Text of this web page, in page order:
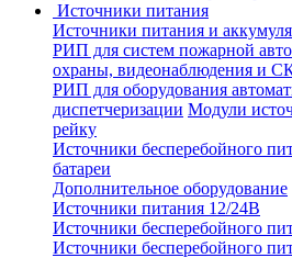
Источники питания
Источники питания и
РИП для систем пожарной
охраны, видеонаблюдения и
РИП для оборудования
диспетчеризации Модули
рейку
Источники бесперебойного
батареи
Дополнительное оборудование
Источники питания 12/24В
Источники бесперебойного
Источники бесперебойного